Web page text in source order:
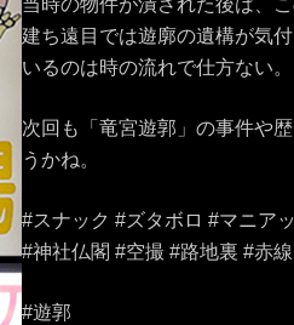
当時の物件が潰された後は、
建ち遠目では遊廓の遺構が気
いるのは時の流れで仕方ない。
次回も「竜宮遊郭」の事件や
うかね。
#スナック #ズタボロ #マニア
#神社仏閣 #空撮 #路地裏 #赤
#遊郭